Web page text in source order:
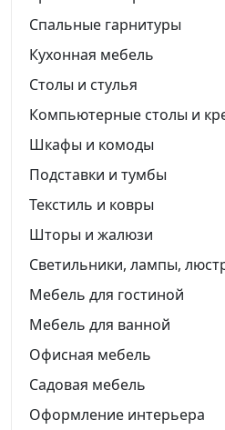
Спальные гарнитуры
Кухонная мебель
Столы и стулья
Компьютерные столы и
Шкафы и комоды
Подставки и тумбы
Текстиль и ковры
Шторы и жалюзи
Светильники, лампы,
Мебель для гостиной
Мебель для ванной
Офисная мебель
Садовая мебель
Оформление интерьера